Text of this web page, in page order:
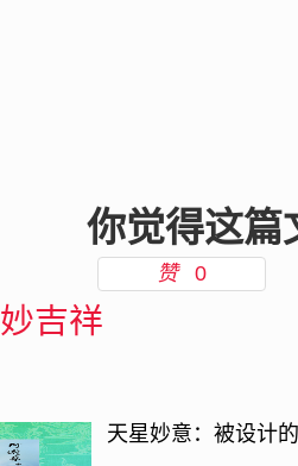
你觉得这篇
赞 0
妙吉祥
天星妙意：被设计